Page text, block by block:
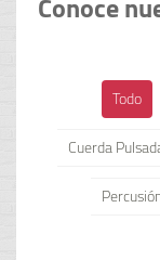
Todo
Cuerda